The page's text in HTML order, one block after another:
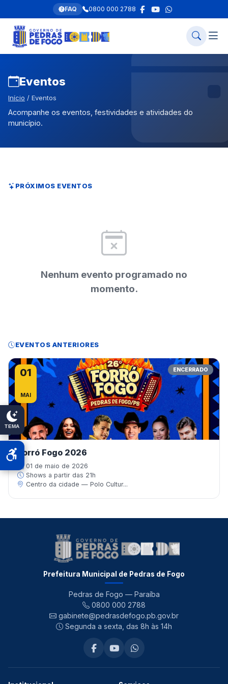
TEMA
FAQ 0800 000 2788
Eventos
Início / Eventos
Acompanhe os eventos, festividades e atividades do
município.
PRÓXIMOS EVENTOS
Nenhum evento programado no
momento.
EVENTOS ANTERIORES
01
MAI
ENCERRADO
Forró Fogo 2026
01 de maio de 2026
Shows a partir das 21h
Centro da cidade — Polo Cultur...
Prefeitura Municipal de Pedras de Fogo
Pedras de Fogo — Paraíba
0800 000 2788
gabinete@pedrasdefogo.pb.gov.br
Segunda a sexta, das 8h às 14h